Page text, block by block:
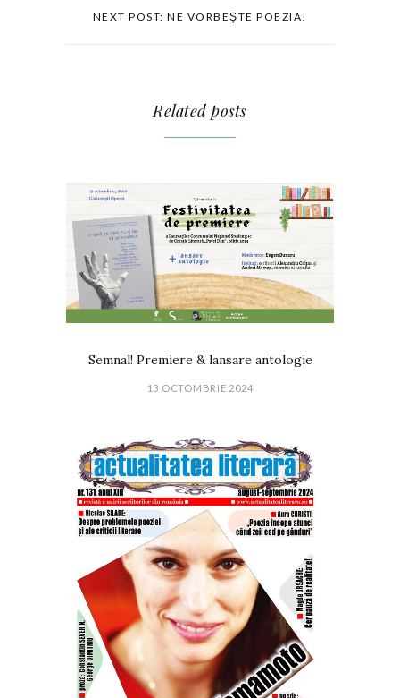
NEXT POST: NE VORBEȘTE POEZIA!
Related posts
Semnal! Premiere & lansare antologie
13 OCTOMBRIE 2024